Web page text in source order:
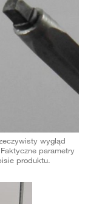
wygląd
parametry
produktu.